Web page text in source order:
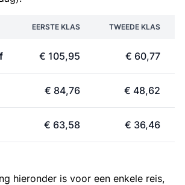
EERSTE KLAS TWEEDE KLAS
€ 105,95 € 60,77
€ 84,76 € 48,62
€ 63,58 € 36,46
hieronder is voor een enkele reis,